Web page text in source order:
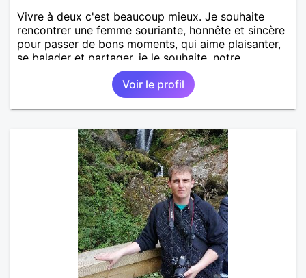
Vivre à deux c'est beaucoup mieux. Je souhaite
rencontrer une femme souriante, honnête et sincère
pour passer de bons moments, qui aime plaisanter,
se balader et partager, je le souhaite, notre
complicité. J'aime beaucoup les chantiers de
randonnée pour se défouler, se relaxer, se détendre
et finalement prendre du bon temps. C'est difficile
de tout dire en quelques lignes. En revanche, vous
d'informations. A bientôt
Voir le profil